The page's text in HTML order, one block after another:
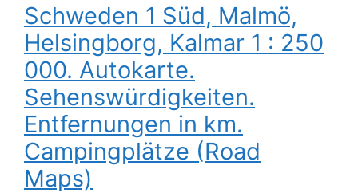
Schweden 1 Süd, Malmö,
Helsingborg, Kalmar 1 : 250
000. Autokarte.
Sehenswürdigkeiten.
Entfernungen in km.
Campingplätze (Road
Maps)